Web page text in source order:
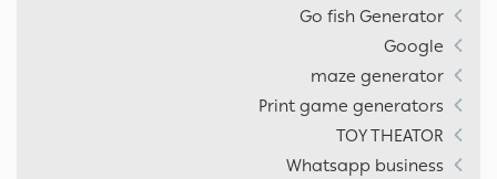
Go fish Generator
Google
maze generator
Print game generators
TOY THEATOR
Whatsapp business